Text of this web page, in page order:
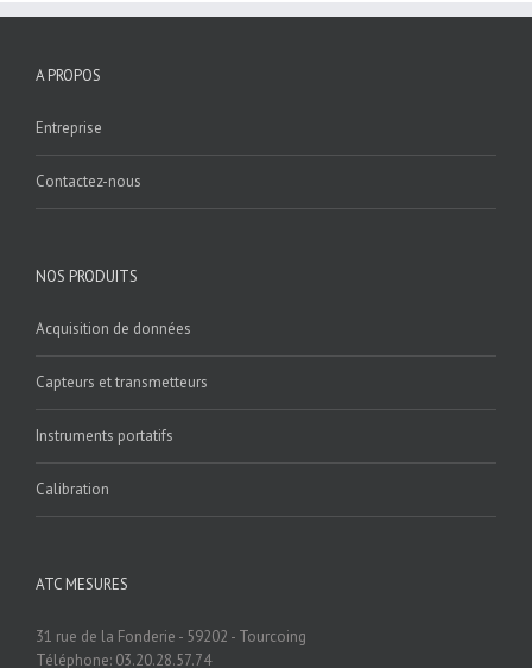
A PROPOS
Entreprise
Contactez-nous
NOS PRODUITS
Acquisition de données
Capteurs et transmetteurs
Instruments portatifs
Calibration
ATC MESURES
31 rue de la Fonderie - 59202 - Tourcoing
Téléphone: 03.20.28.57.74